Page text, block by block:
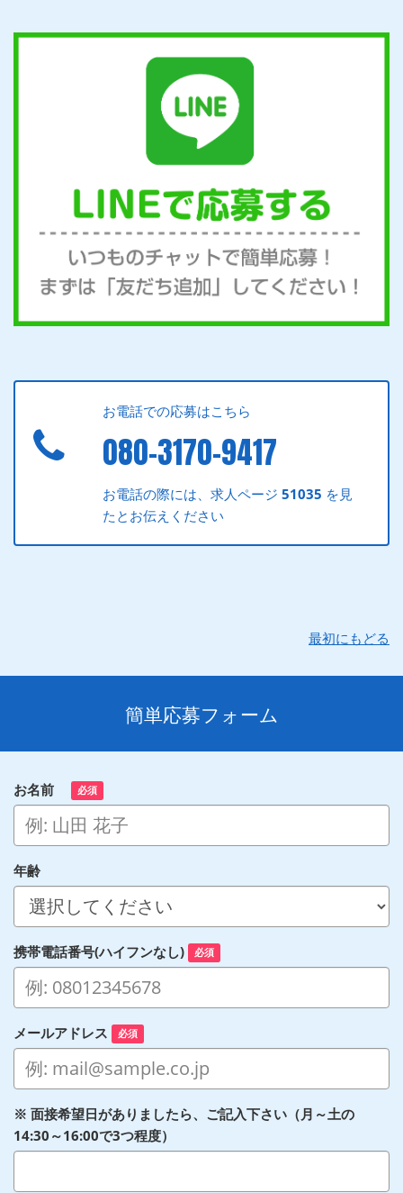
お電話での応募はこちら
080-3170-9417
お電話の際には、求人ページ51035 を見
たとお伝えください
最初にもどる
簡単応募フォーム
お名前 必須
年齢
携帯電話番号(ハイフンなし) 必須
メールアドレス 必須
※ 面接希望日がありましたら、ご記入下さい（月～土の
14:30～16:00で3つ程度）